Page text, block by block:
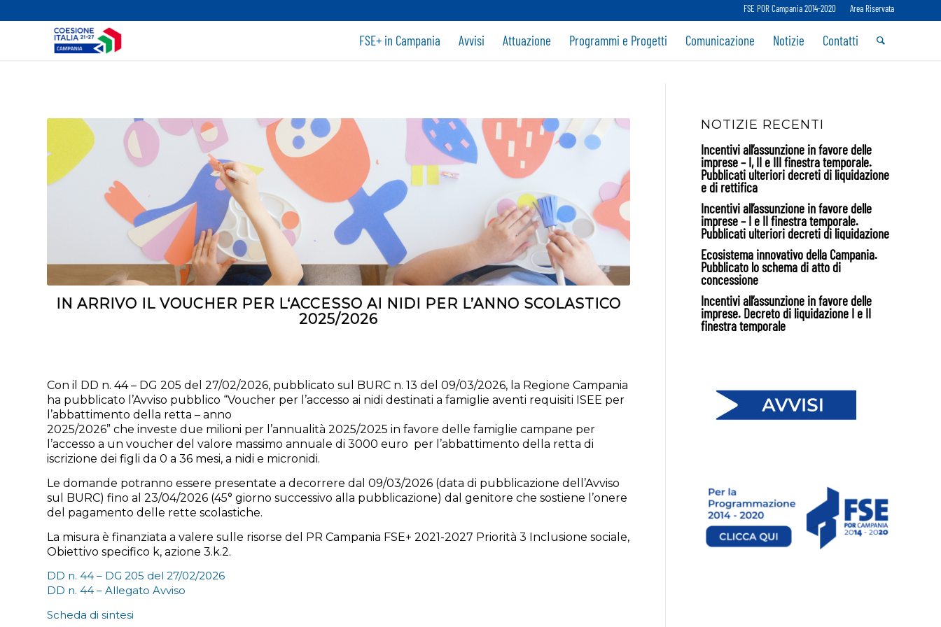
FSE POR Campania 2014-2020 Area Riservata
FSE+ in Campania Avvisi Attuazione Programmi e Progetti Comunicazione Notizie Contatti
IN ARRIVO IL VOUCHER PER L‘ACCESSO AI NIDI PER L’ANNO SCOLASTICO
2025/2026
Con il DD n. 44 – DG 205 del 27/02/2026, pubblicato sul BURC n. 13 del 09/03/2026, la Regione Campania
ha pubblicato l’Avviso pubblico “Voucher per l’accesso ai nidi destinati a famiglie aventi requisiti ISEE per
l’abbattimento della retta – anno
2025/2026” che investe due milioni per l’annualità 2025/2025 in favore delle famiglie campane per
l’accesso a un voucher del valore massimo annuale di 3000 euro per l’abbattimento della retta di
iscrizione dei figli da 0 a 36 mesi, a nidi e micronidi.
Le domande potranno essere presentate a decorrere dal 09/03/2026 (data di pubblicazione dell’Avviso
sul BURC) fino al 23/04/2026 (45° giorno successivo alla pubblicazione) dal genitore che sostiene l’onere
del pagamento delle rette scolastiche.
La misura è finanziata a valere sulle risorse del PR Campania FSE+ 2021-2027 Priorità 3 Inclusione sociale,
Obiettivo specifico k, azione 3.k.2.
DD n. 44 – DG 205 del 27/02/2026
DD n. 44 – Allegato Avviso
Scheda di sintesi
NOTIZIE RECENTI
Incentivi all’assunzione in favore delle
imprese – I, II e III finestra temporale.
Pubblicati ulteriori decreti di liquidazione
e di rettifica
Incentivi all’assunzione in favore delle
imprese – I e II finestra temporale.
Pubblicati ulteriori decreti di liquidazione
Ecosistema innovativo della Campania.
Pubblicato lo schema di atto di
concessione
Incentivi all’assunzione in favore delle
imprese. Decreto di liquidazione I e II
finestra temporale